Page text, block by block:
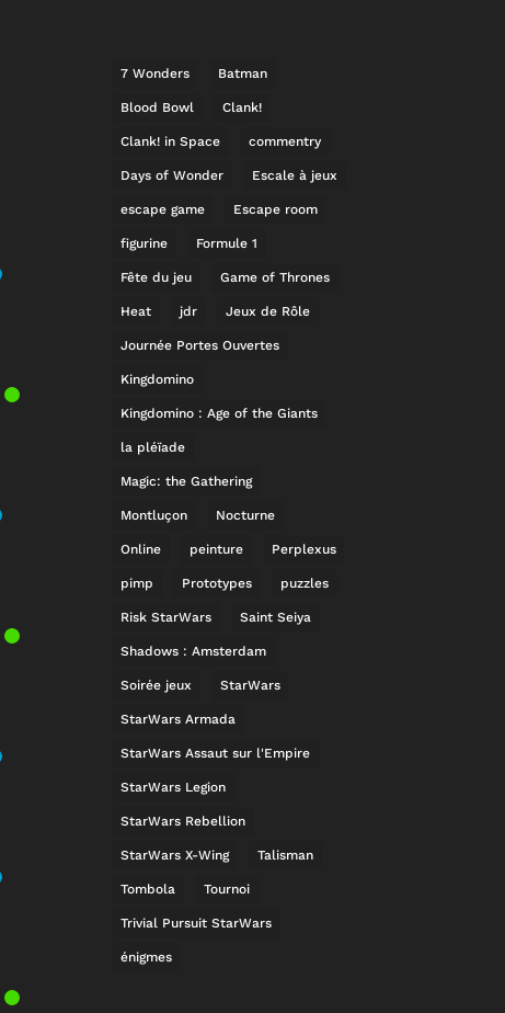
7 Wonders Batman
Blood Bowl Clank!
Clank! in Space commentry
Days of Wonder Escale à jeux
escape game Escape room
figurine Formule 1
Fête du jeu Game of Thrones
Heat jdr Jeux de Rôle
Journée Portes Ouvertes
Kingdomino
Kingdomino : Age of the Giants
la pléïade
Magic: the Gathering
Montluçon Nocturne
Online peinture Perplexus
pimp Prototypes puzzles
Risk StarWars Saint Seiya
Shadows : Amsterdam
Soirée jeux StarWars
StarWars Armada
StarWars Assaut sur l'Empire
StarWars Legion
StarWars Rebellion
StarWars X-Wing Talisman
Tombola Tournoi
Trivial Pursuit StarWars
énigmes